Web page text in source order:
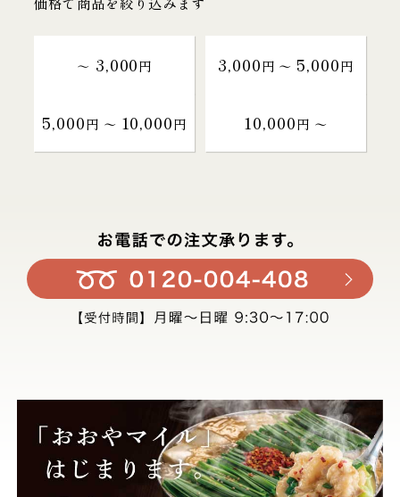
～ 3,000円 3,000円 〜 5,000円
5,000円 〜 10,000円 10,000円 〜